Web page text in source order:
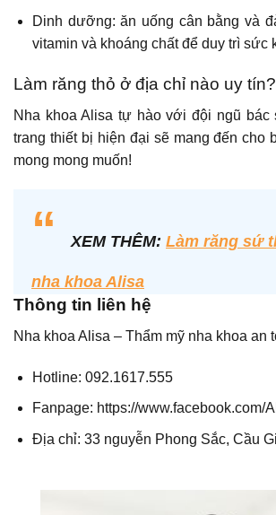
Dinh dưỡng: ăn uống cân bằng và
vitamin và khoáng chất để duy trì sức
Làm răng thỏ ở địa chỉ nào uy tín?
Nha khoa Alisa tự hào với đội ngũ bác
trang thiết bị hiện đại sẽ mang đến cho
mong mong muốn!
“ XEM THÊM: Làm răng sứ
nha khoa Alisa
Thông tin liên hệ
Nha khoa Alisa – Thẩm mỹ nha khoa an
Hotline: 092.1617.555
Fanpage: https://www.facebook.com/
Địa chỉ: 33 nguyễn Phong Sắc, Cầu